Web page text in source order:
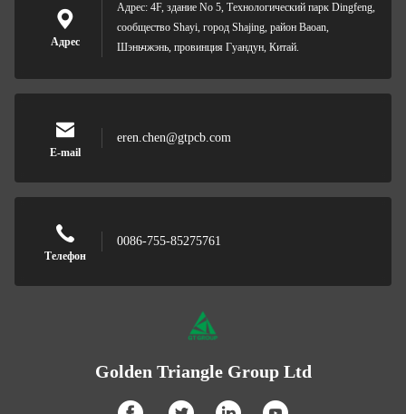
Адрес
Адрес: 4F, здание No 5, Технологический парк Dingfeng,
сообщество Shayi, город Shajing, район Baoan,
Шэньчжэнь, провинция Гуандун, Китай.
E-mail
eren.chen@gtpcb.com
Телефон
0086-755-85275761
Golden Triangle Group Ltd